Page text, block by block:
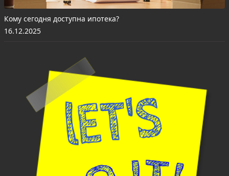
Кому сегодня доступна ипотека?
16.12.2025